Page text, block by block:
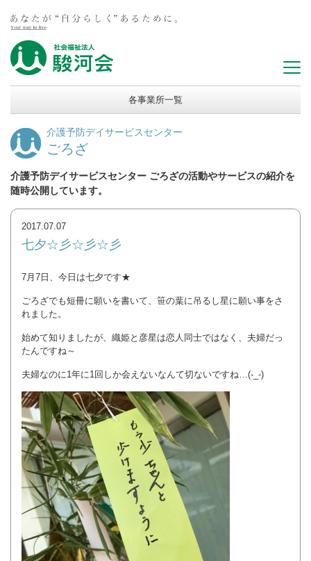
各事業所一覧
介護予防デイサービスセンター
ごろざ
介護予防デイサービスセンター ごろざの活動やサービスの紹介を
随時公開しています。
2017.07.07
七夕☆彡☆彡☆彡
7月7日、今日は七夕です★
ごろざでも短冊に願いを書いて、笹の葉に吊るし星に願い事をさ
れました。
始めて知りましたが、織姫と彦星は恋人同士ではなく、夫婦だっ
たんですね～
夫婦なのに1年に1回しか会えないなんて切ないですね…(-_-)